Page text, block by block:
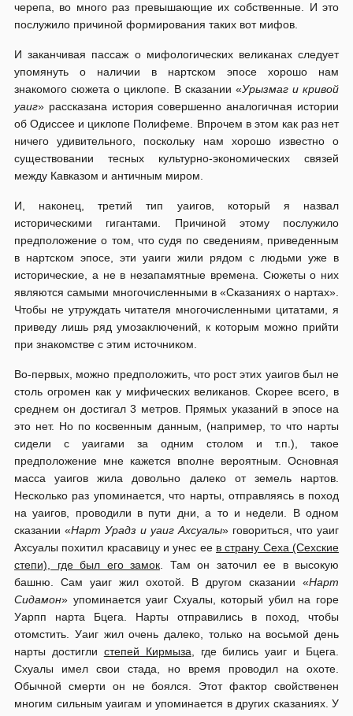
черепа, во много раз превышающие их собственные. И это
послужило причиной формирования таких вот мифов.
И заканчивая пассаж о мифологических великанах следует
упомянуть о наличии в нартском эпосе хорошо нам
знакомого сюжета о циклопе. В сказании «Урызмаг и кривой
уаиг» рассказана история совершенно аналогичная истории
об Одиссее и циклопе Полифеме. Впрочем в этом как раз нет
ничего удивительного, поскольку нам хорошо известно о
существовании тесных культурно-экономических связей
между Кавказом и античным миром.
И, наконец, третий тип уаигов, который я назвал
историческими гигантами. Причиной этому послужило
предположение о том, что судя по сведениям, приведенным
в нартском эпосе, эти уаиги жили рядом с людьми уже в
исторические, а не в незапамятные времена. Сюжеты о них
являются самыми многочисленными в «Сказаниях о нартах».
Чтобы не утруждать читателя многочисленными цитатами, я
приведу лишь ряд умозаключений, к которым можно прийти
при знакомстве с этим источником.
Во-первых, можно предположить, что рост этих уаигов был не
столь огромен как у мифических великанов. Скорее всего, в
среднем он достигал 3 метров. Прямых указаний в эпосе на
это нет. Но по косвенным данным, (например, то что нарты
сидели с уаигами за одним столом и т.п.), такое
предположение мне кажется вполне вероятным. Основная
масса уаигов жила довольно далеко от земель нартов.
Несколько раз упоминается, что нарты, отправляясь в поход
на уаигов, проводили в пути дни, а то и недели. В одном
сказании «Нарт Урадз и уаиг Ахсуалы» говориться, что уаиг
Ахсуалы похитил красавицу и унес ее в страну Сеха (Сехские
степи), где был его замок . Там он заточил ее в высокую
башню. Сам уаиг жил охотой. В другом сказании «Нарт
Сидамон» упоминается уаиг Схуалы, который убил на горе
Уарпп нарта Бцега. Нарты отправились в поход, чтобы
отомстить. Уаиг жил очень далеко, только на восьмой день
нарты достигли степей Кирмыза , где бились уаиг и Бцега.
Схуалы имел свои стада, но время проводил на охоте.
Обычной смерти он не боялся. Этот фактор свойственен
многим сильным уаигам и упоминается в других сказаниях. У